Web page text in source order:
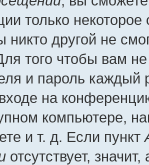
только
никто другой не
того чтобы вам
и пароль
на
компьютере,
и т. д. Если пункт
отсутствует,